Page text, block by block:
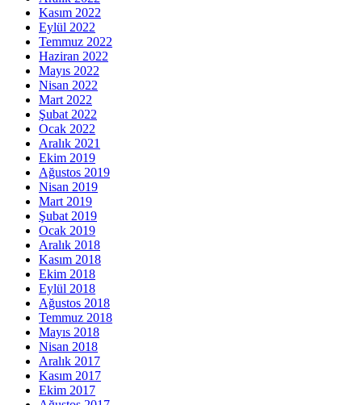
Kasım 2022
Eylül 2022
Temmuz 2022
Haziran 2022
Mayıs 2022
Nisan 2022
Mart 2022
Şubat 2022
Ocak 2022
Aralık 2021
Ekim 2019
Ağustos 2019
Nisan 2019
Mart 2019
Şubat 2019
Ocak 2019
Aralık 2018
Kasım 2018
Ekim 2018
Eylül 2018
Ağustos 2018
Temmuz 2018
Mayıs 2018
Nisan 2018
Aralık 2017
Kasım 2017
Ekim 2017